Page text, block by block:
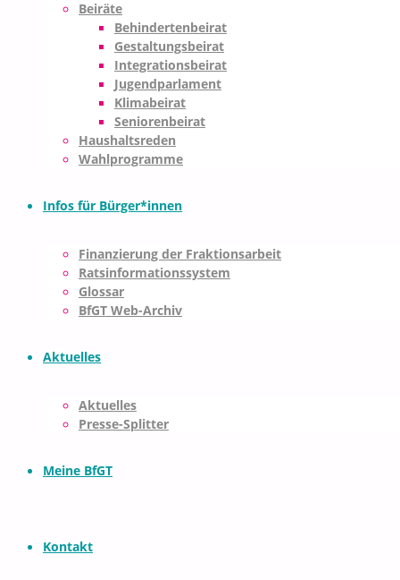
Beiräte
Behindertenbeirat
Gestaltungsbeirat
Integrationsbeirat
Jugendparlament
Klimabeirat
Seniorenbeirat
Haushaltsreden
Wahlprogramme
Infos für Bürger*innen
Finanzierung der Fraktionsarbeit
Ratsinformationssystem
Glossar
BfGT Web-Archiv
Aktuelles
Aktuelles
Presse-Splitter
Meine BfGT
Kontakt